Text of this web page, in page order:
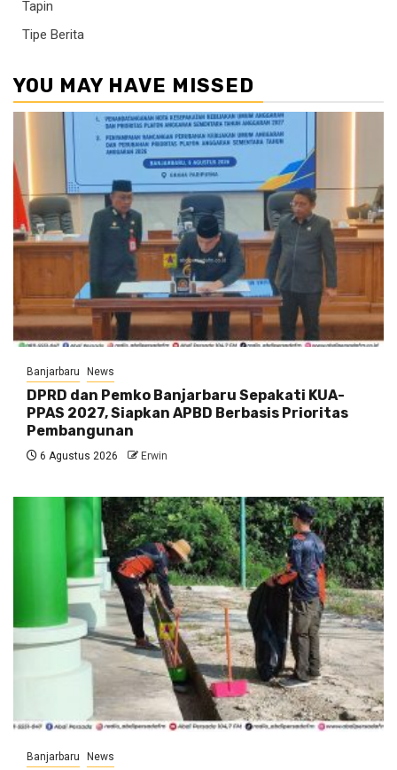
Tapin
Tipe Berita
YOU MAY HAVE MISSED
Banjarbaru News
DPRD dan Pemko Banjarbaru Sepakati KUA-
PPAS 2027, Siapkan APBD Berbasis Prioritas
Pembangunan
6 Agustus 2026 Erwin
Banjarbaru News